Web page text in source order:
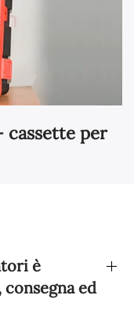
cassette per
è
ed